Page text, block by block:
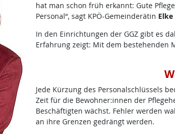
hat man schon früh erkannt: Gute
Personal“, sagt KPÖ-Gemeinderätin
In den Einrichtungen der GGZ gibt es
Erfahrung zeigt: Mit dem bestehenden
Jede Kürzung des Personalschlüssels
Zeit für die Bewohner:innen der
Beschäftigten wächst. Fehler werden
an ihre Grenzen gedrängt werden.